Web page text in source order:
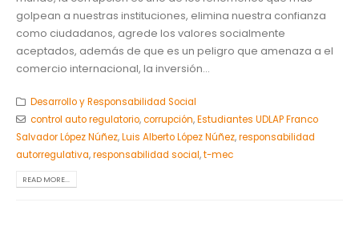
golpean a nuestras instituciones, elimina nuestra confianza
como ciudadanos, agrede los valores socialmente
aceptados, además de que es un peligro que amenaza a el
comercio internacional, la inversión...
Desarrollo y Responsabilidad Social
control auto regulatorio,corrupción,Estudiantes UDLAP Franco
Salvador López Núñez,Luis Alberto López Núñez,responsabilidad
autorregulativa,responsabilidad social,t-mec
READ MORE...